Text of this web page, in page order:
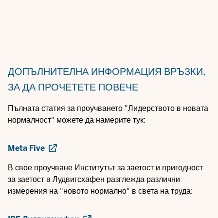
ДОПЪЛНИТЕЛНА ИНФОРМАЦИЯ ВРЪЗКИ,
ЗА ДА ПРОЧЕТЕТЕ ПОВЕЧЕ
Пълната статия за проучването "Лидерството в новата
нормалност" можете да намерите тук:
Meta Five
В свое проучване Институтът за заетост и пригодност
за заетост в Лудвигсхафен разглежда различни
измерения на "новото нормално" в света на труда: